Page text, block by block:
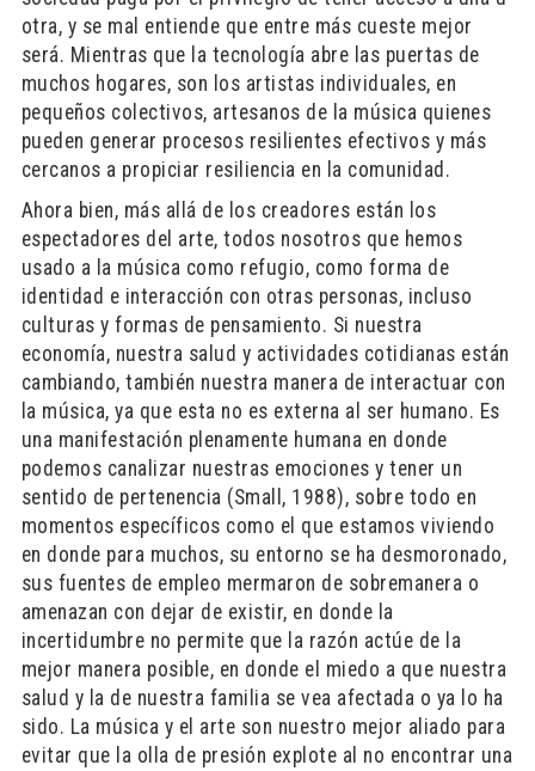
otra, y se mal entiende que entre más cueste mejor
será. Mientras que la tecnología abre las puertas de
muchos hogares, son los artistas individuales, en
pequeños colectivos, artesanos de la música quienes
pueden generar procesos resilientes efectivos y más
cercanos a propiciar resiliencia en la comunidad.
Ahora bien, más allá de los creadores están los
espectadores del arte, todos nosotros que hemos
usado a la música como refugio, como forma de
identidad e interacción con otras personas, incluso
culturas y formas de pensamiento. Si nuestra
economía, nuestra salud y actividades cotidianas están
cambiando, también nuestra manera de interactuar con
la música, ya que esta no es externa al ser humano. Es
una manifestación plenamente humana en donde
podemos canalizar nuestras emociones y tener un
sentido de pertenencia (Small, 1988), sobre todo en
momentos específicos como el que estamos viviendo
en donde para muchos, su entorno se ha desmoronado,
sus fuentes de empleo mermaron de sobremanera o
amenazan con dejar de existir, en donde la
incertidumbre no permite que la razón actúe de la
mejor manera posible, en donde el miedo a que nuestra
salud y la de nuestra familia se vea afectada o ya lo ha
sido. La música y el arte son nuestro mejor aliado para
evitar que la olla de presión explote al no encontrar una